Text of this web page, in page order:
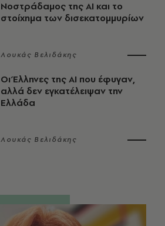
Νοστράδαμος της AI και το
στοίχημα των δισεκατομμυρίων
Λουκάς Βελιδάκης
Οι Έλληνες της ΑΙ που έφυγαν,
αλλά δεν εγκατέλειψαν την
Ελλάδα
Λουκάς Βελιδάκης